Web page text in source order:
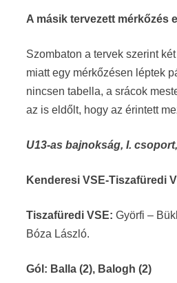
A másik tervezett mérkőzés
Szombaton a tervek szerint
miatt egy mérkőzésen léptek
nincsen tabella, a srácok
az is eldőlt, hogy az érintett
U13-as bajnokság, I.
Kenderesi VSE-Tiszafüredi
Tiszafüredi VSE: Györfi –
Bóza László.
Gól: Balla (2), Balogh (2)